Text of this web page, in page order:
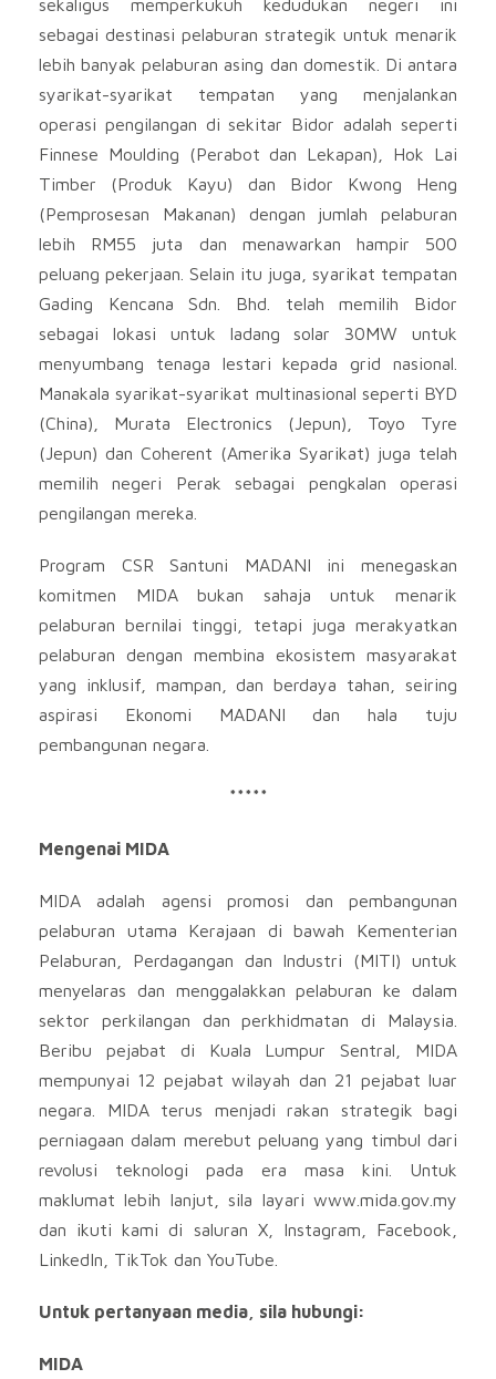
sekaligus memperkukuh kedudukan negeri ini
sebagai destinasi pelaburan strategik untuk menarik
lebih banyak pelaburan asing dan domestik. Di antara
syarikat-syarikat tempatan yang menjalankan
operasi pengilangan di sekitar Bidor adalah seperti
Finnese Moulding (Perabot dan Lekapan), Hok Lai
Timber (Produk Kayu) dan Bidor Kwong Heng
(Pemprosesan Makanan) dengan jumlah pelaburan
lebih RM55 juta dan menawarkan hampir 500
peluang pekerjaan. Selain itu juga, syarikat tempatan
Gading Kencana Sdn. Bhd. telah memilih Bidor
sebagai lokasi untuk ladang solar 30MW untuk
menyumbang tenaga lestari kepada grid nasional.
Manakala syarikat-syarikat multinasional seperti BYD
(China), Murata Electronics (Jepun), Toyo Tyre
(Jepun) dan Coherent (Amerika Syarikat) juga telah
memilih negeri Perak sebagai pengkalan operasi
pengilangan mereka.
Program CSR Santuni MADANI ini menegaskan
komitmen MIDA bukan sahaja untuk menarik
pelaburan bernilai tinggi, tetapi juga merakyatkan
pelaburan dengan membina ekosistem masyarakat
yang inklusif, mampan, dan berdaya tahan, seiring
aspirasi Ekonomi MADANI dan hala tuju
pembangunan negara.
*****
Mengenai MIDA
MIDA adalah agensi promosi dan pembangunan
pelaburan utama Kerajaan di bawah Kementerian
Pelaburan, Perdagangan dan Industri (MITI) untuk
menyelaras dan menggalakkan pelaburan ke dalam
sektor perkilangan dan perkhidmatan di Malaysia.
Beribu pejabat di Kuala Lumpur Sentral, MIDA
mempunyai 12 pejabat wilayah dan 21 pejabat luar
negara. MIDA terus menjadi rakan strategik bagi
perniagaan dalam merebut peluang yang timbul dari
revolusi teknologi pada era masa kini. Untuk
maklumat lebih lanjut, sila layari www.mida.gov.my
dan ikuti kami di saluran X, Instagram, Facebook,
LinkedIn, TikTok dan YouTube.
Untuk pertanyaan media, sila hubungi:
MIDA